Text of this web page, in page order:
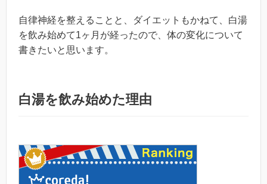
自律神経を整えることと、ダイエットもかねて、白湯
を飲み始めて1ヶ月が経ったので、体の変化について
書きたいと思います。
白湯を飲み始めた理由